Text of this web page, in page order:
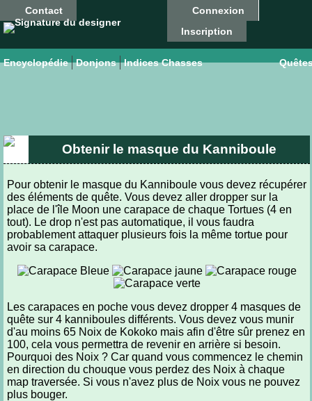
Contact
Connexion
Inscription
Encyclopédie Donjons Indices Chasses
Obtenir le masque du Kanniboule
Pour obtenir le masque du Kanniboule vous devez récupérer
des éléments de quête. Vous devez aller dropper sur la
place de l'île Moon une carapace de chaque Tortues (4 en
tout). Le drop n'est pas automatique, il vous faudra
probablement attaquer plusieurs fois la même tortue pour
avoir sa carapace.
Les carapaces en poche vous devez dropper 4 masques de
quête sur 4 kanniboules différents. Vous devez vous munir
d'au moins 65 Noix de Kokoko mais afin d'être sûr prenez en
100, cela vous permettra de revenir en arrière si besoin.
Pourquoi des Noix ? Car quand vous commencez le chemin
en direction du chouque vous perdez des Noix à chaque
map traversée. Si vous n'avez plus de Noix vous ne pouvez
plus bouger.